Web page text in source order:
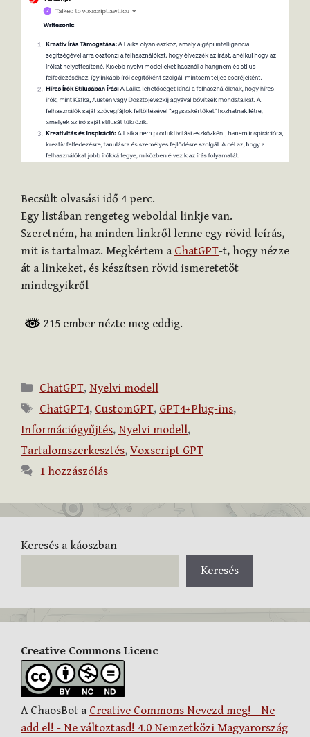
Becsült olvasási idő 4 perc.
Egy listában rengeteg weboldal linkje van.
Szeretném, ha minden linkről lenne egy rövid leírás,
mit is tartalmaz. Megkértem a ChatGPT-t, hogy nézze
át a linkeket, és készítsen rövid ismeretetöt
mindegyikről
215 ember nézte meg eddig.
Kategória
ChatGPT, Nyelvi modell
Címkék
ChatGPT4, CustomGPT, GPT4+Plug-ins,
Információgyűjtés, Nyelvi modell,
Tartalomszerkesztés, Voxscript GPT
1 hozzászólás
Keresés a káoszban
Keresés
Creative Commons Licenc
A ChaosBot a Creative Commons Nevezd meg! - Ne
add el! - Ne változtasd! 4.0 Nemzetközi Magyarország